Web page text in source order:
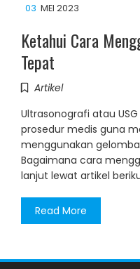
03 MEI 2023
Ketahui Cara
Tepat
Artikel
Ultrasonografi atau
prosedur medis guna
menggunakan
Bagaimana cara
lanjut lewat artikel
Read More